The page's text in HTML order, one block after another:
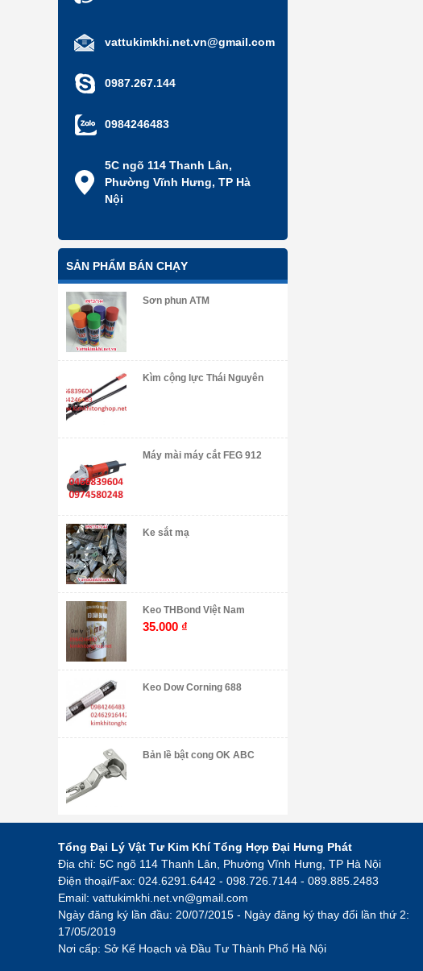
vattukimkhi.net.vn@gmail.com
0987.267.144
0984246483
5C ngõ 114 Thanh Lân,
Phường Vĩnh Hưng, TP Hà
Nội
SẢN PHẨM BÁN CHẠY
Sơn phun ATM
Kìm cộng lực Thái Nguyên
Máy mài máy cắt FEG 912
Ke sắt mạ
Keo THBond Việt Nam
35.000 ₫
Keo Dow Corning 688
Bản lề bật cong OK ABC
Tổng Đại Lý Vật Tư Kim Khí Tổng Hợp Đại Hưng Phát
Địa chỉ: 5C ngõ 114 Thanh Lân, Phường Vĩnh Hưng, TP Hà Nội
Điện thoại/Fax: 024.6291.6442 - 098.726.7144 - 089.885.2483
Email: vattukimkhi.net.vn@gmail.com
Ngày đăng ký lần đầu: 20/07/2015 - Ngày đăng ký thay đổi lần thứ 2:
17/05/2019
Nơi cấp: Sở Kế Hoạch và Đầu Tư Thành Phố Hà Nội